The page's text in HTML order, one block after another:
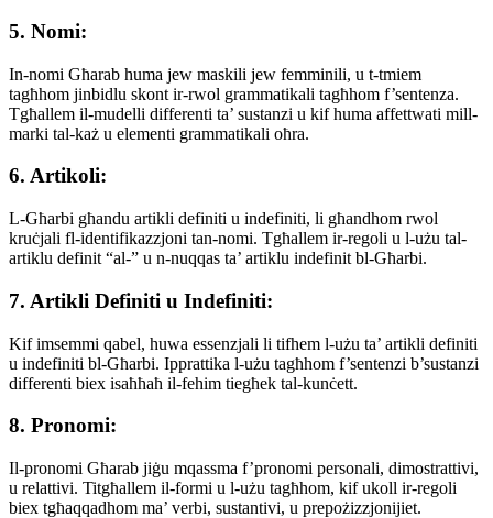
5. Nomi:
In-nomi Għarab huma jew maskili jew femminili, u t-tmiem
tagħhom jinbidlu skont ir-rwol grammatikali tagħhom f’sentenza.
Tgħallem il-mudelli differenti ta’ sustanzi u kif huma affettwati mill-
marki tal-każ u elementi grammatikali oħra.
6. Artikoli:
L-Għarbi għandu artikli definiti u indefiniti, li għandhom rwol
kruċjali fl-identifikazzjoni tan-nomi. Tgħallem ir-regoli u l-użu tal-
artiklu definit “al-” u n-nuqqas ta’ artiklu indefinit bl-Għarbi.
7. Artikli Definiti u Indefiniti:
Kif imsemmi qabel, huwa essenzjali li tifhem l-użu ta’ artikli definiti
u indefiniti bl-Għarbi. Ipprattika l-użu tagħhom f’sentenzi b’sustanzi
differenti biex isaħħaħ il-fehim tiegħek tal-kunċett.
8. Pronomi:
Il-pronomi Għarab jiġu mqassma f’pronomi personali, dimostrattivi,
u relattivi. Titgħallem il-formi u l-użu tagħhom, kif ukoll ir-regoli
biex tgħaqqadhom ma’ verbi, sustantivi, u prepożizzjonijiet.